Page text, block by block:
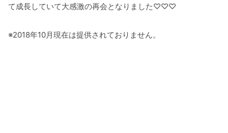
て成長していて大感激の再会となりました♡♡♡
※2018年10月現在は提供されておりません。